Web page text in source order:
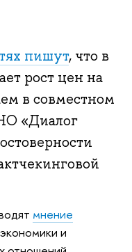
пишут, что в
рост цен на
в совместном
«Диалог
мнение
и